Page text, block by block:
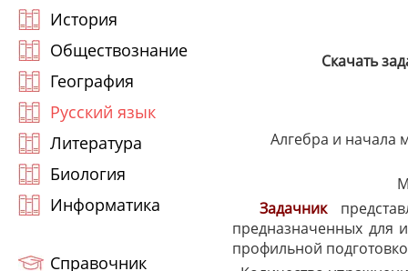
История
Обществознание
География
Русский язык
Литература
Биология
Информатика
Справочник
Скачать
Алгебра и начала
Задачник
предназначенных для
профильной